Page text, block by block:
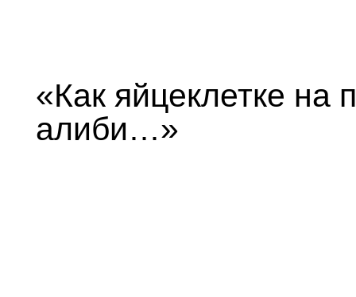
«Как яйцеклетке на
алиби…»